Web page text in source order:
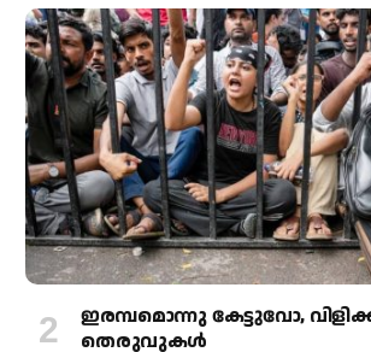
ഇരമ്പമൊന്നു കേട്ടുവോ,
തെരുവുകള്‍